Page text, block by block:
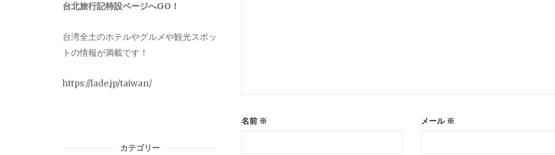
名前 ※ メール ※
台北旅行記特設ページへGO！
台湾全土のホテルやグルメや観光スポッ
トの情報が満載です！
https://lade.jp/taiwan/
カテゴリー